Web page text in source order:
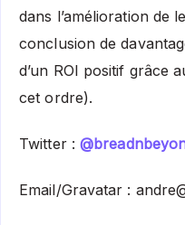
dans l’amélioration de
conclusion de
d’un ROI positif grâce
cet ordre).
Twitter :
Email/Gravatar :